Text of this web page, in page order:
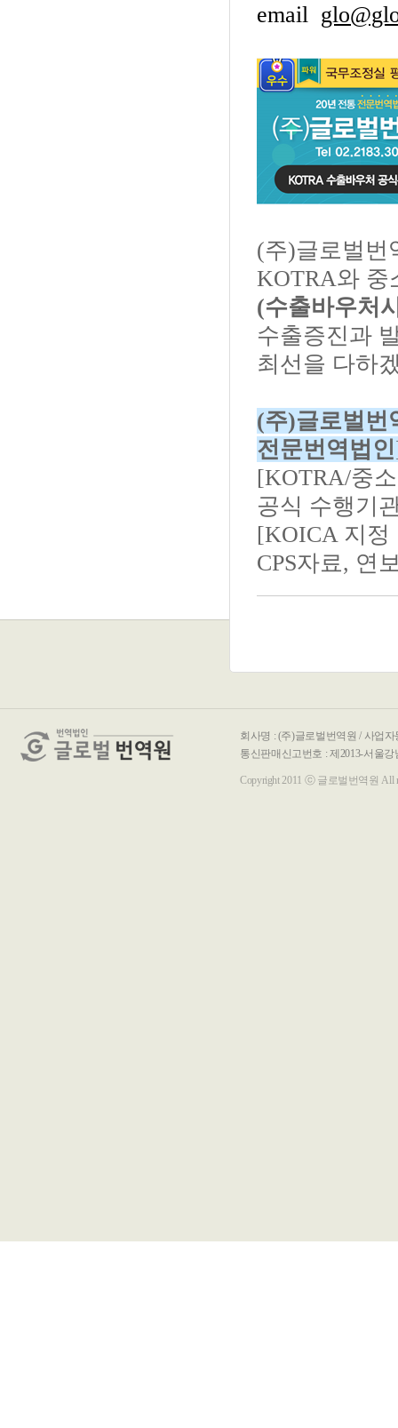
email
(주)글로벌번
KOTRA와
(수출바우처
수출증진과
최선을 다하
(주)글로벌번
전문번역법
[KOTRA/중
공식 수행기
[KOICA 지정
CPS자료, 연
회사명 : (주)글로벌번역원 / 사업자
통신판매신고번호 : 제2013-서울강
Copyright 2011 ⓒ 글로벌번역원 All